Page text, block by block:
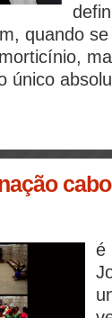
quando
único
é